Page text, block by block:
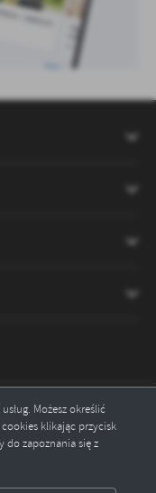
Możesz określić
klikając przycisk
do zapoznania się z